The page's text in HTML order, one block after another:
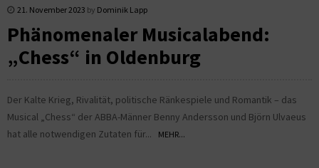
21. November 2023 by Dominik Lapp
Phänomenaler Musicalabend:
„Chess“ in Oldenburg
Der Kalte Krieg, Rivalität, politische Ränkespiele und Romantik – das
Musical „Chess“ der ABBA-Männer Benny Andersson und Björn Ulvaeus
hat alle notwendigen Zutaten für...
MEHR...